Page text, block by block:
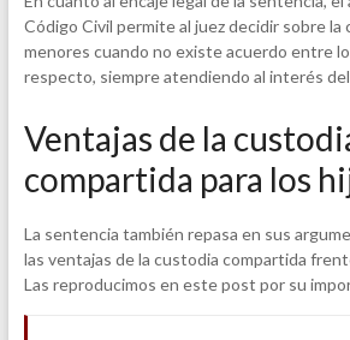
Código Civil permite al juez decidir sobre la
menores cuando no existe acuerdo entre
respecto, siempre atendiendo al interés
Ventajas de la
compartida para los
La sentencia también repasa en sus
las ventajas de la custodia compartida
Las reproducimos en este post por su